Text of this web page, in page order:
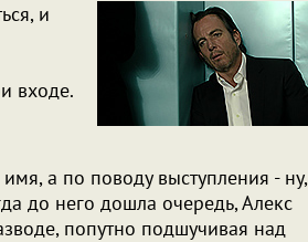
и
входе.
а по поводу выступления - ну,
до него дошла очередь, Алекс
попутно подшучивая над